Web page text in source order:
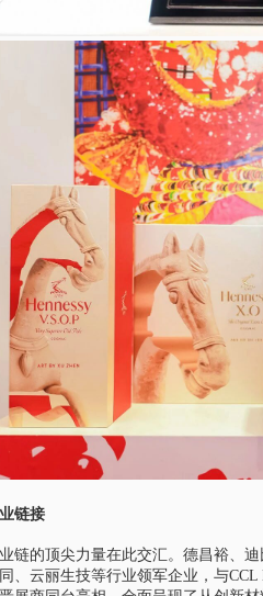
链接
链的顶尖力量在此交汇。德昌裕、
、云丽生技等行业领军企业，与